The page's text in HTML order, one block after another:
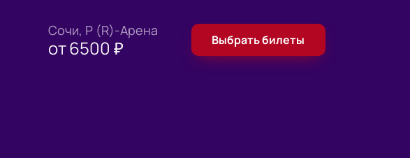
Сочи, Р (R)-Арена
от6500 ₽ Выбрать билеты